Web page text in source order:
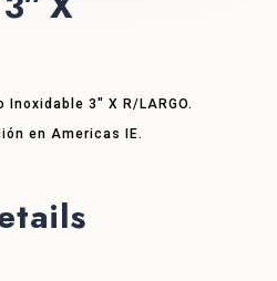
3″ X R/LARGO.
en Americas IE.